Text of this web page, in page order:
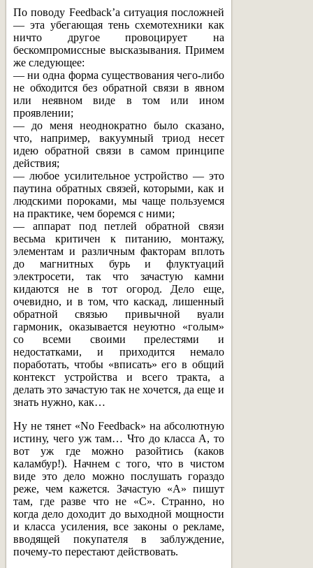
По поводу Feedback’a ситуация посложней
— эта убегающая тень схемотехники как
ничто другое провоцирует на
бескомпромиссные высказывания. Примем
же следующее:
— ни одна форма существования чего-либо
не обходится без обратной связи в явном
или неявном виде в том или ином
проявлении;
— до меня неоднократно было сказано,
что, например, вакуумный триод несет
идею обратной связи в самом принципе
действия;
— любое усилительное устройство — это
паутина обратных связей, которыми, как и
людскими пороками, мы чаще пользуемся
на практике, чем боремся с ними;
— аппарат под петлей обратной связи
весьма критичен к питанию, монтажу,
элементам и различным факторам вплоть
до магнитных бурь и флуктуаций
электросети, так что зачастую камни
кидаются не в тот огород. Дело еще,
очевидно, и в том, что каскад, лишенный
обратной связью привычной вуали
гармоник, оказывается неуютно «голым»
со всеми своими прелестями и
недостатками, и приходится немало
поработать, чтобы «вписать» его в общий
контекст устройства и всего тракта, а
делать это зачастую так не хочется, да еще и
знать нужно, как…
Ну не тянет «No Feedback» на абсолютную
истину, чего уж там… Что до класса А, то
вот уж где можно разойтись (каков
каламбур!). Начнем с того, что в чистом
виде это дело можно послушать гораздо
реже, чем кажется. Зачастую «А» пишут
там, где разве что не «С». Странно, но
когда дело доходит до выходной мощности
и класса усиления, все законы о рекламе,
вводящей покупателя в заблуждение,
почему-то перестают действовать.